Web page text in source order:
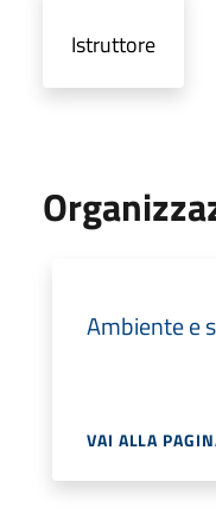
Istruttore
Ambiente e
VAI ALLA